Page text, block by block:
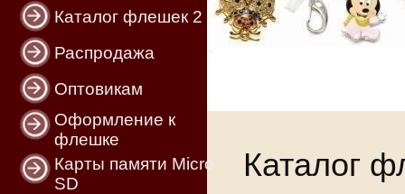
Каталог флешек 2
Распродажа
Оптовикам
Оформление к
флешке
Карты памяти Micro
SD
Каталог